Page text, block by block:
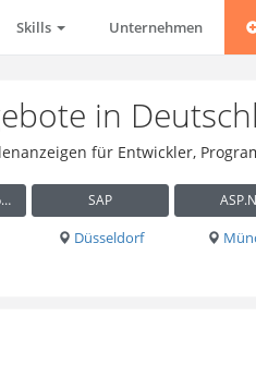
Skills Unternehmen
in
für Entwickler,
Hardware / Embedded SAP
Düsseldorf